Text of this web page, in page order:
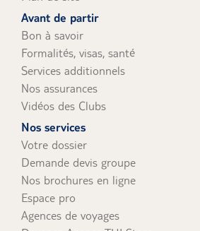
Avant de partir
Bon à savoir
Formalités, visas, santé
Services additionnels
Nos assurances
Vidéos des Clubs
Nos services
Votre dossier
Demande devis groupe
Nos brochures en ligne
Espace pro
Agences de voyages